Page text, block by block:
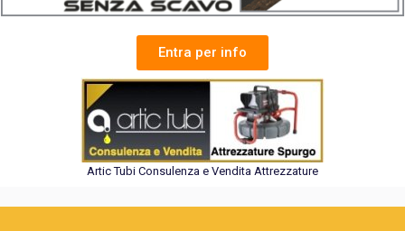
Entra per info
Artic Tubi Consulenza e Vendita Attrezzature